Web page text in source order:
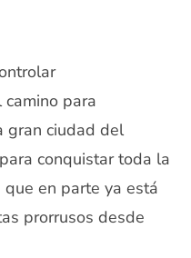
para
gran ciudad del
conquistar toda la
que en parte ya está
prorrusos desde